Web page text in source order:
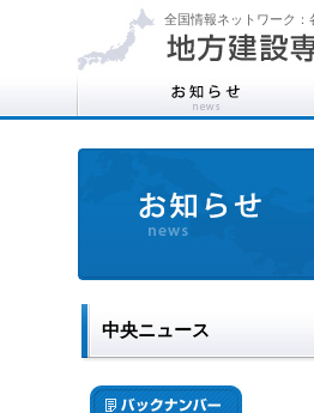
全国情報ネットワーク
中央ニュース